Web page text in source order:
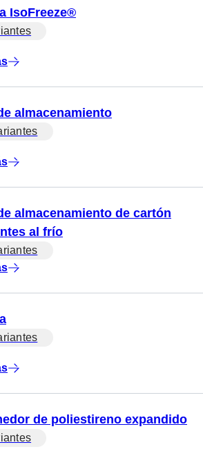
IsoFreeze®
almacenamiento
almacenamiento de cartón
al frío
de poliestireno expandido